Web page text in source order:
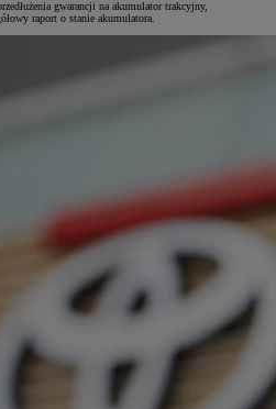
gwarancji na akumulator trakcyjny,
raport o stanie akumulatora.